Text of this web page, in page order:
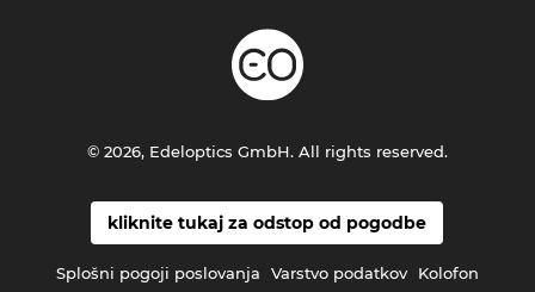
kliknite tukaj za odstop od pogodbe
Splošni pogoji poslovanja Varstvo podatkov Kolofon
© 2026, Edeloptics GmbH. All rights reserved.